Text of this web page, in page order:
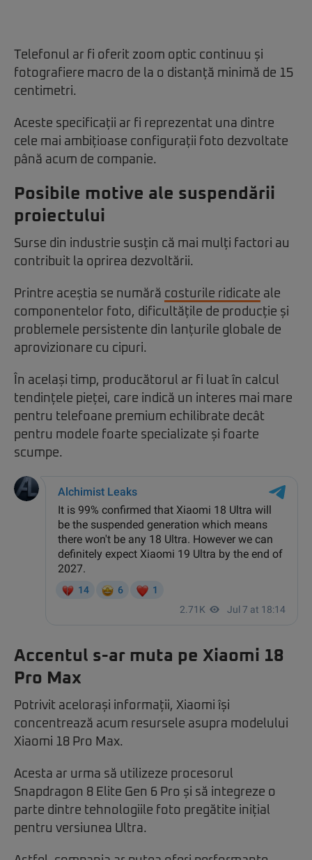
Telefonul ar fi oferit zoom optic continuu și
fotografiere macro de la o distanță minimă de 15
centimetri.
Aceste specificații ar fi reprezentat una dintre
cele mai ambițioase configurații foto dezvoltate
până acum de companie.
Posibile motive ale suspendării
proiectului
Surse din industrie susțin că mai mulți factori au
contribuit la oprirea dezvoltării.
Printre aceștia se numără costurile ridicate ale
componentelor foto, dificultățile de producție și
problemele persistente din lanțurile globale de
aprovizionare cu cipuri.
În același timp, producătorul ar fi luat în calcul
tendințele pieței, care indică un interes mai mare
pentru telefoane premium echilibrate decât
pentru modele foarte specializate și foarte
scumpe.
Accentul s-ar muta pe Xiaomi 18
Pro Max
Potrivit acelorași informații, Xiaomi își
concentrează acum resursele asupra modelului
Xiaomi 18 Pro Max.
Acesta ar urma să utilizeze procesorul
Snapdragon 8 Elite Gen 6 Pro și să integreze o
parte dintre tehnologiile foto pregătite inițial
pentru versiunea Ultra.